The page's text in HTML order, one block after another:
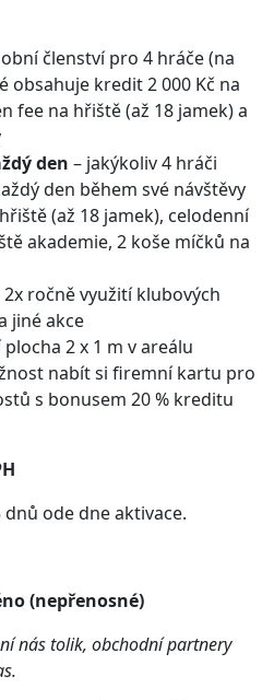
členství pro 4 hráče (na
obsahuje kredit 2 000 Kč na
fee na hřiště (až 18 jamek) a
den – jakýkoliv 4 hráči
den během své návštěvy
(až 18 jamek), celodenní
akademie, 2 koše míčků na
2x ročně využití klubových
jiné akce
2 x 1 m v areálu
nabít si firemní kartu pro
s bonusem 20 % kreditu
ode dne aktivace.
(nepřenosné)
nás tolik, obchodní partnery